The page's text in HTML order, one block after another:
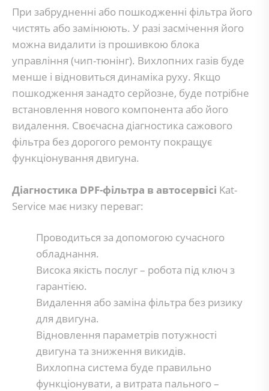
При забрудненні або пошкодженні фільтра його
чистять або замінюють. У разі засмічення його
можна видалити із прошивкою блока
управління (чип-тюнінг). Вихлопних газів буде
менше і відновиться динаміка руху. Якщо
пошкодження занадто серйозне, буде потрібне
встановлення нового компонента або його
видалення. Своєчасна діагностика сажового
фільтра без дорогого ремонту покращує
функціонування двигуна.
Діагностика DPF-фільтра в автосервісі Kat-
Service має низку переваг:
Проводиться за допомогою сучасного
обладнання.
Висока якість послуг – робота під ключ з
гарантією.
Видалення або заміна фільтра без ризику
для двигуна.
Відновлення параметрів потужності
двигуна та зниження викидів.
Вихлопна система буде правильно
функціонувати, а витрата пального –